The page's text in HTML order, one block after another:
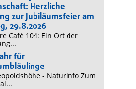
Herzliche
zur Jubiläumsfeier am
29.8.2026
Café 104: Ein Ort der
für
- Naturinfo Zum